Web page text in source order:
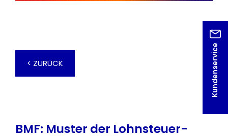
Kundenservice
< ZURÜCK
BMF: Muster der Lohnsteuer-